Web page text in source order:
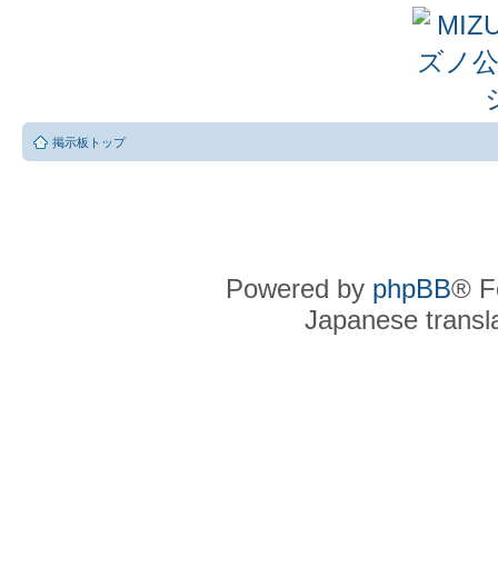
掲示板トップ
Powered by phpBB®
Japanese